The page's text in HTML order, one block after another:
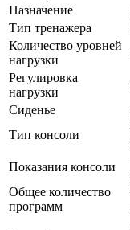
Назначение
Тип тренажера
Количество уровней
нагрузки
Регулировка
нагрузки
Сиденье
Тип консоли
Показания консоли
Общее количество
программ